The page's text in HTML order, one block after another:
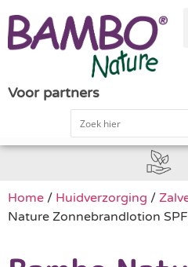
Voor partners
Home / Huidverzorging /
Nature Zonnebrandlotion